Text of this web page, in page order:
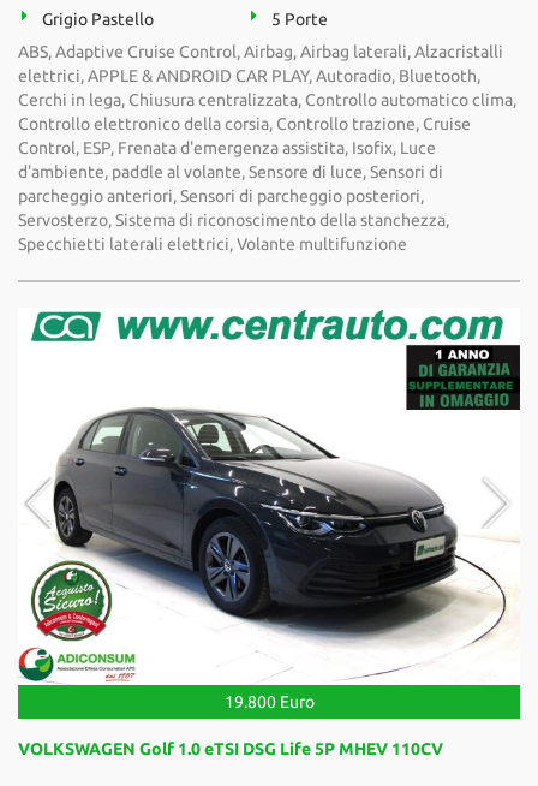
Grigio Pastello
5 Porte
ABS, Adaptive Cruise Control, Airbag, Airbag laterali, Alzacristalli
elettrici, APPLE & ANDROID CAR PLAY, Autoradio, Bluetooth,
Cerchi in lega, Chiusura centralizzata, Controllo automatico clima,
Controllo elettronico della corsia, Controllo trazione, Cruise
Control, ESP, Frenata d'emergenza assistita, Isofix, Luce
d'ambiente, paddle al volante, Sensore di luce, Sensori di
parcheggio anteriori, Sensori di parcheggio posteriori,
Servosterzo, Sistema di riconoscimento della stanchezza,
Specchietti laterali elettrici, Volante multifunzione
19.800 Euro
VOLKSWAGEN Golf 1.0 eTSI DSG Life 5P MHEV 110CV